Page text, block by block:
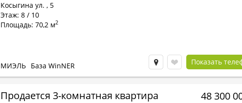
Косыгина ул. , 5
Этаж: 8 / 10
Площадь: 70,2 м2
МИЭЛЬ База WinNER Показать
Продается 3-комнатная квартира 48 300